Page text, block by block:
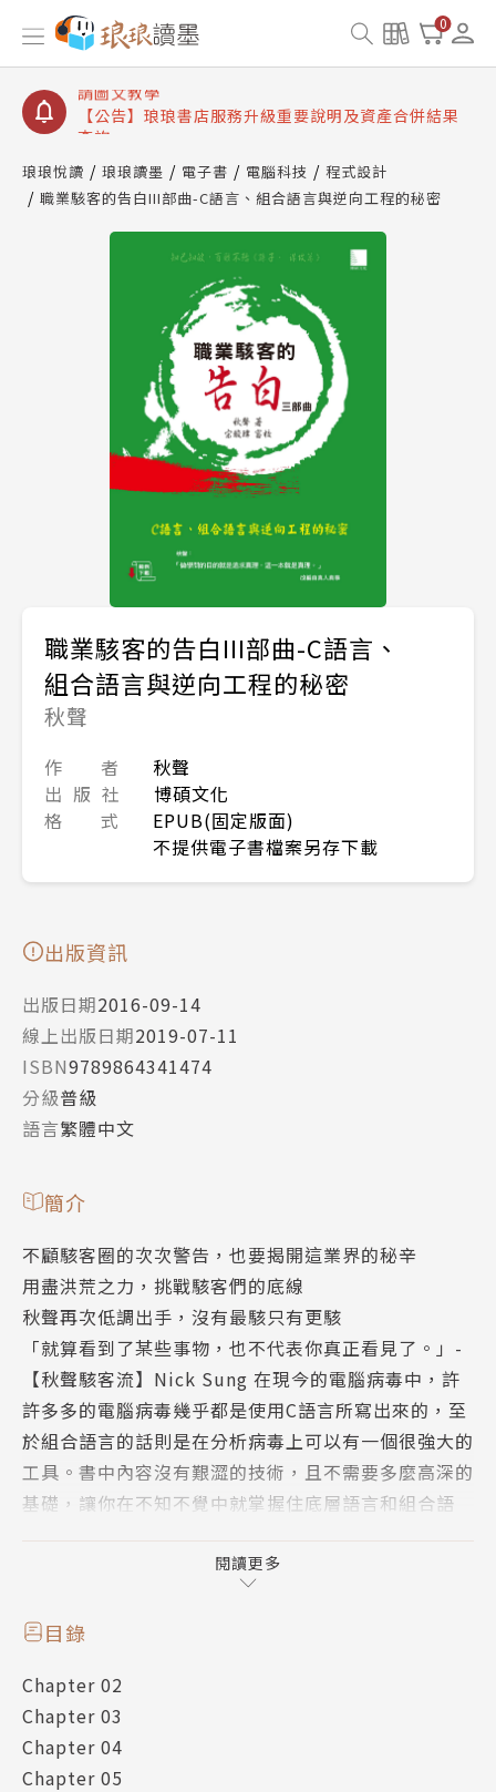
0
【公告】琅琅讀墨書櫃開通常見問題
【公告】琅琅讀墨 3 分鐘完成書櫃開通與資產合併申
【公告】琅琅書店服務升級重要說明及資產合併結果
查詢
琅琅悅讀 琅琅讀墨 電子書 電腦科技
程式設計
職業駭客的告白III部曲-C語言、組合語言與逆向工程的秘密
職業駭客的告白III部曲-C語言、
組合語言與逆向工程的秘密
秋聲
作 者
秋聲
出 版 社
博碩文化
格 式
EPUB(固定版面)
不提供電子書檔案另存下載
出版資訊
出版日期2016-09-14
線上出版日期2019-07-11
ISBN9789864341474
分級普級
語言繁體中文
簡介
不顧駭客圈的次次警告，也要揭開這業界的秘辛
用盡洪荒之力，挑戰駭客們的底線
秋聲再次低調出手，沒有最駭只有更駭
「就算看到了某些事物，也不代表你真正看見了。」-
【秋聲駭客流】Nick Sung 在現今的電腦病毒中，許
許多多的電腦病毒幾乎都是使用C語言所寫出來的，至
於組合語言的話則是在分析病毒上可以有一個很強大的
工具。書中內容沒有艱澀的技術，且不需要多麼高深的
基礎，讓你在不知不覺中就掌握住底層語言和組合語
這本書更適合完全沒學過程式語言的讀者來入門，此書
透過令人會心一笑的對話、簡單好懂的觀念，化繁複抽
象的程式邏輯於生活周遭許多的話題，讓初涉程式世界
註:想要同時學好底層語言與逆向工程，只有這本你沒
得選。
閱讀更多
目錄
Chapter 02
Chapter 03
Chapter 04
Chapter 05